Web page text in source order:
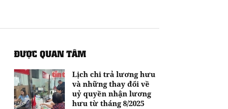
ĐƯỢC QUAN TÂM
Lịch chi trả lương hưu
và những thay đổi về
uỷ quyền nhận lương
hưu từ tháng 8/2025